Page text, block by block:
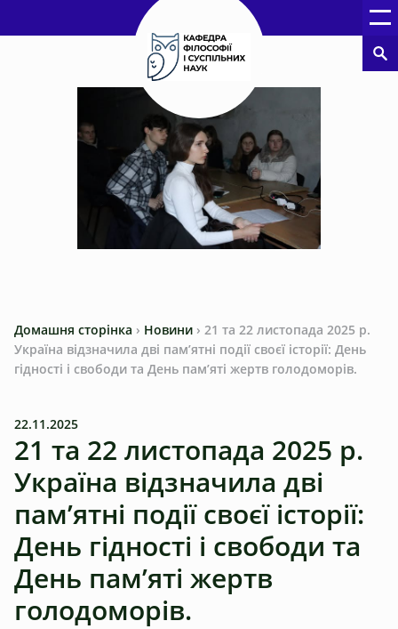
Домашня сторінка › Новини › 21 та 22 листопада 2025 р.
Україна відзначила дві пам’ятні події своєї історії: День
гідності і свободи та День пам’яті жертв голодоморів.
22.11.2025
21 та 22 листопада 2025 р.
Україна відзначила дві
пам’ятні події своєї історії:
День гідності і свободи та
День пам’яті жертв
голодоморів.